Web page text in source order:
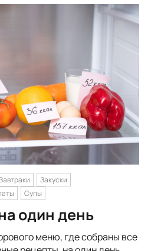
Закуски
Супы
один день
меню, где собраны все